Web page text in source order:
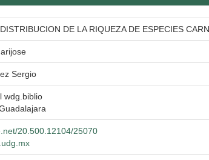
DE LA RIQUEZA DE ESPECIES
Sergio
wdg.biblio
20.500.12104/25070